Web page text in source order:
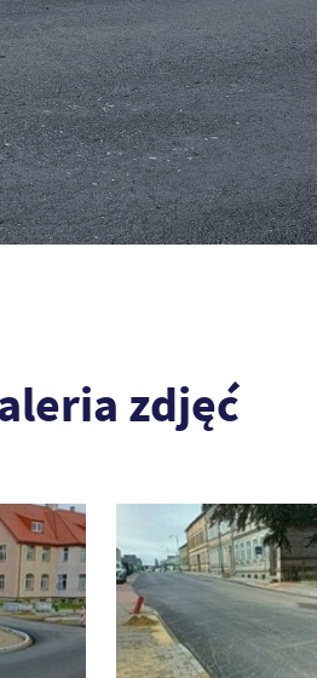
zdjęć